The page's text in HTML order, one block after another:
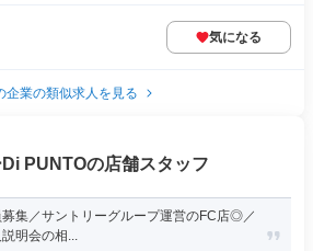
気になる
企業の類似求人を見る
PUNTOの店舗スタッフ
集／サントリーグループ運営のFC店◎／
明会の相...